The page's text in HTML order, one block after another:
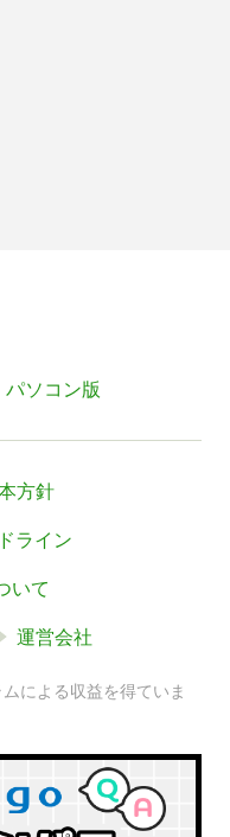
パソコン版
方針
ライン
いて
運営会社
による収益を得ていま